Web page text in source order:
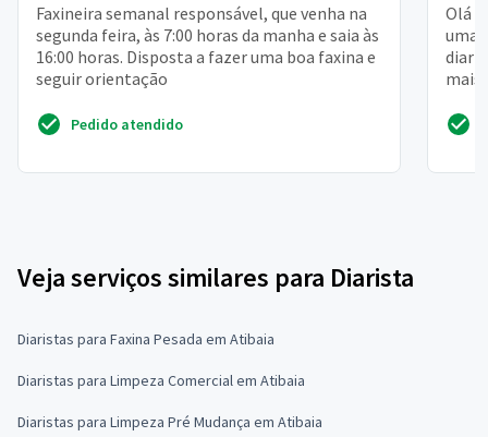
Faxineira semanal responsável, que venha na
segunda feira, às 7:00 horas da manha e saia às
16:00 horas. Disposta a fazer uma boa faxina e
seguir orientação
Pedido atendido
Olá
uma
mais
Veja serviços similares para Diarista
Diaristas para Faxina Pesada em Atibaia
Diaristas para Limpeza Comercial em Atibaia
Diaristas para Limpeza Pré Mudança em Atibaia